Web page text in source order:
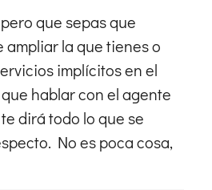
que sepas que
ampliar la que tienes o
implícitos en el
hablar con el agente
dirá todo lo que se
No es poca cosa,